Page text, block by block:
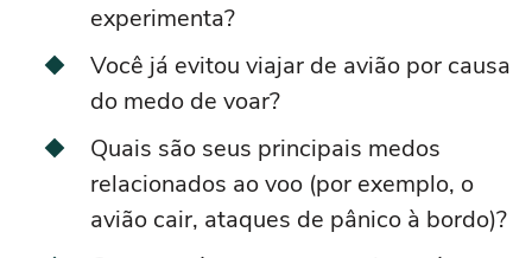
experimenta?
Você já evitou viajar de avião por causa
do medo de voar?
Quais são seus principais medos
relacionados ao voo (por exemplo, o
avião cair, ataques de pânico à bordo)?